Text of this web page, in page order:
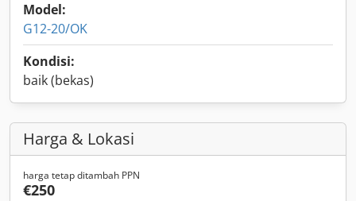
Model:
G12-20/OK
Kondisi:
baik (bekas)
Harga & Lokasi
harga tetap ditambah PPN
€250